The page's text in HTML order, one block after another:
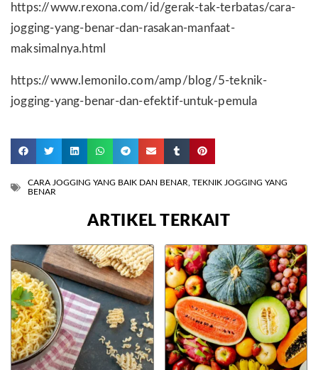
https://www.rexona.com/id/gerak-tak-terbatas/cara-
jogging-yang-benar-dan-rasakan-manfaat-
maksimalnya.html
https://www.lemonilo.com/amp/blog/5-teknik-
jogging-yang-benar-dan-efektif-untuk-pemula
CARA JOGGING YANG BAIK DAN BENAR TEKNIK JOGGING YANG
BENAR
ARTIKEL TERKAIT